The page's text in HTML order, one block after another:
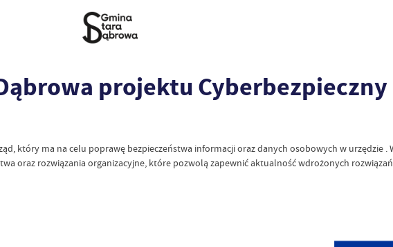
projektu
który ma na celu poprawę bezpieczeństwa informacji oraz danych osobowych w urzędzie
oraz rozwiązania organizacyjne, które pozwolą zapewnić aktualność wdrożonych